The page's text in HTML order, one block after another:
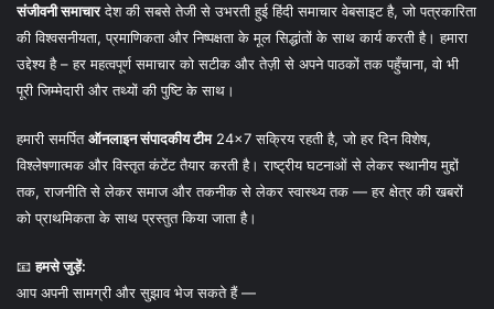
संजीवनी समाचारदेश की सबसे तेजी से उभरती हुई हिंदी समाचार वेबसाइट है, जो पत्रकारिता
की विश्वसनीयता, प्रमाणिकता और निष्पक्षता के मूल सिद्धांतों के साथ कार्य करती है। हमारा
उद्देश्य है – हर महत्वपूर्ण समाचार को सटीक और तेज़ी से अपने पाठकों तक पहुँचाना, वो भी
पूरी जिम्मेदारी और तथ्यों की पुष्टि के साथ।
हमारी समर्पितऑनलाइन संपादकीय टीम24×7 सक्रिय रहती है, जो हर दिन विशेष,
विश्लेषणात्मक और विस्तृत कंटेंट तैयार करती है। राष्ट्रीय घटनाओं से लेकर स्थानीय मुद्दों
तक, राजनीति से लेकर समाज और तकनीक से लेकर स्वास्थ्य तक — हर क्षेत्र की खबरों
को प्राथमिकता के साथ प्रस्तुत किया जाता है।
📧हमसे जुड़ें:
आप अपनी सामग्री और सुझाव भेज सकते हैं —